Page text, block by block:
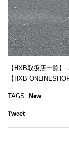
【HXB取扱店一覧】
【HXB
TAGS: New
Tweet